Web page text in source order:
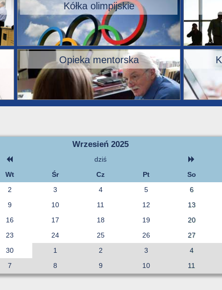
Kółka olimpijskie
Opieka mentorska
Wrzesień 2025
dziś
Wt Śr Cz Pt So
2 3 4 5 6
9 10 11 12 13
16 17 18 19 20
23 24 25 26 27
30 1 2 3 4
7 8 9 10 11